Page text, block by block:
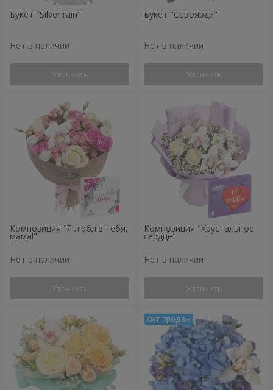
Букет "Silver rain"
Нет в наличии
Уточнить
Букет "Савоярди"
Нет в наличии
Уточнить
Композиция "Я люблю тебя,
мама!"
Нет в наличии
Уточнить
Композиция "Хрустальное
сердце"
Нет в наличии
Уточнить